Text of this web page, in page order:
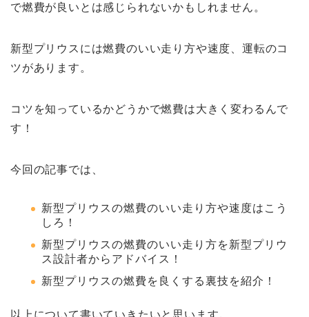
で燃費が良いとは感じられないかもしれません。
新型プリウスには燃費のいい走り方や速度、運転のコ
ツがあります。
コツを知っているかどうかで燃費は大きく変わるんで
す！
今回の記事では、
新型プリウスの燃費のいい走り方や速度はこう
しろ！
新型プリウスの燃費のいい走り方を新型プリウ
ス設計者からアドバイス！
新型プリウスの燃費を良くする裏技を紹介！